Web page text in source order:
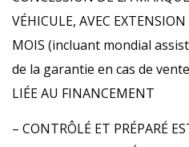
VÉHICULE, AVEC EXTENSION
MOIS (incluant mondial
de la garantie en cas de
LIÉE AU FINANCEMENT
– CONTRÔLÉ ET PRÉPARÉ